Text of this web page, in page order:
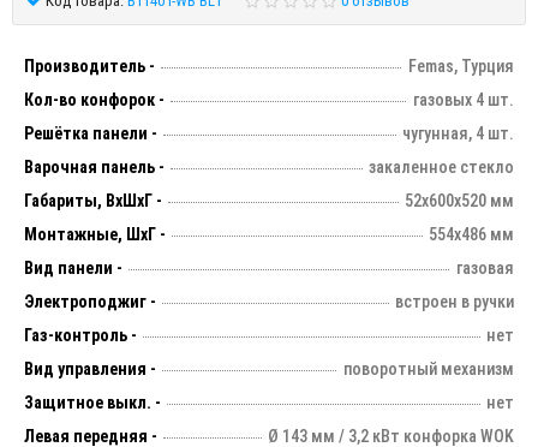
Производитель -
Femas, Турция
Кол-во конфорок -
газовых 4 шт.
Решётка панели -
чугунная, 4 шт.
Варочная панель -
закаленное стекло
Габариты, ВхШхГ -
52х600х520 мм
Монтажные, ШхГ -
554х486 мм
Вид панели -
газовая
Электроподжиг -
встроен в ручки
Газ-контроль -
нет
Вид управления -
поворотный механизм
Защитное выкл. -
нет
Левая передняя -
Ø 143 мм / 3,2 кВт конфорка WOK